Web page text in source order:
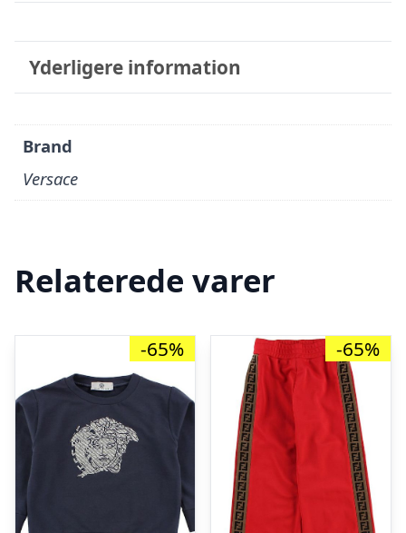
Yderligere information
Brand
Versace
Relaterede varer
-65% -65%